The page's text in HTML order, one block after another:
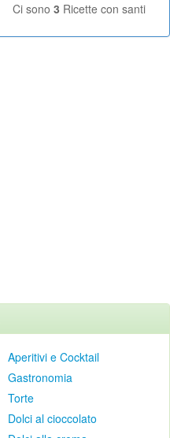
Ci sono 3 Ricette con santi
Aperitivi e Cocktail
Gastronomia
Torte
Dolci al cioccolato